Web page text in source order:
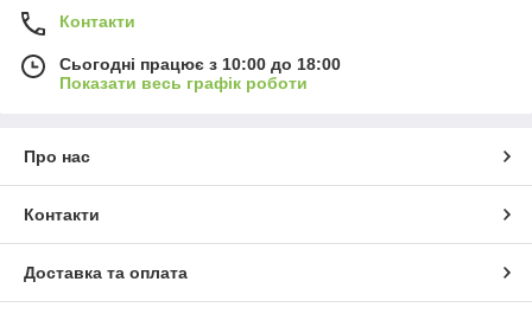
Контакти
Сьогодні працює з 10:00 до 18:00
Показати весь графік роботи
Про нас
Контакти
Доставка та оплата